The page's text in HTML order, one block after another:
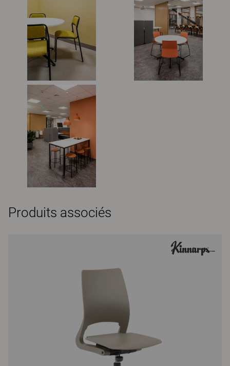
Produits associés